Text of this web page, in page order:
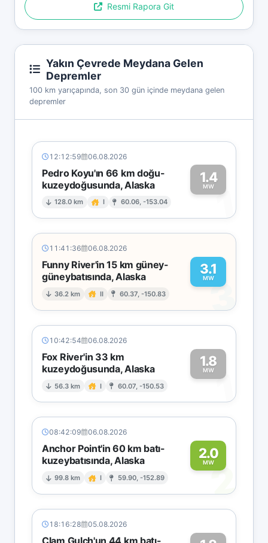
Resmi Rapora Git
Yakın Çevrede Meydana Gelen
Depremler
100 km yarıçapında, son 30 gün içinde meydana gelen
depremler
12:12:59 06.08.2026
Pedro Koyu'ın 66 km doğu-
kuzeydoğusunda, Alaska
128.0 km I 60.06, -153.04
1.4
MW1
11:41:36 06.08.2026
Funny River'in 15 km güney-
güneybatısında, Alaska
36.2 km II 60.37, -150.83
3.1
MW
3
10:42:54 06.08.2026
Fox River'in 33 km
kuzeydoğusunda, Alaska
56.3 km I 60.07, -150.53
1.8
MW1
08:42:09 06.08.2026
Anchor Point'in 60 km batı-
kuzeybatısında, Alaska
99.8 km I 59.90, -152.89
2.0
MW2
18:16:28 05.08.2026
Clam Gulch'un 44 km batı-